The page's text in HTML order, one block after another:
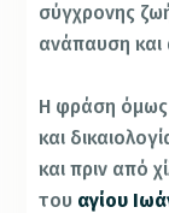
σύγχρονης
ανάπαυση
Η φράση όμως
και
και πριν από
του αγίου